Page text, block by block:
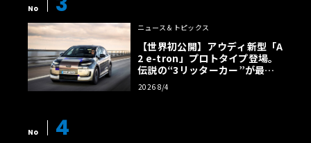
No
ニュース＆トピックス
【世界初公開】アウディ新型「A
2 e-tron」プロトタイプ登場。
伝説の“3リッターカー”が最高
効率エントリーBEVとして復活
【画像38枚】
2026 8/4
No 4